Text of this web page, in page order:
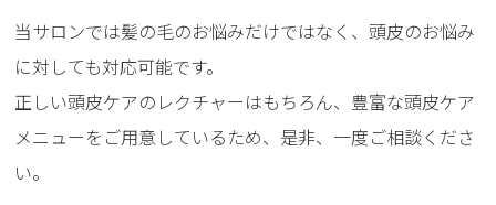
当サロンでは髪の毛のお悩みだけではなく、頭皮のお悩み
に対しても対応可能です。
正しい頭皮ケアのレクチャーはもちろん、豊富な頭皮ケア
メニューをご用意しているため、是非、一度ご相談くださ
い。